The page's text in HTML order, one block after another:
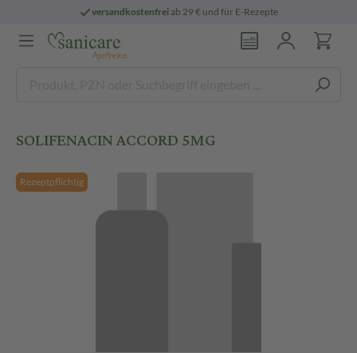
versandkostenfreiab 29 € und für E-Rezepte
SOLIFENACIN ACCORD 5MG
Rezeptpflichtig